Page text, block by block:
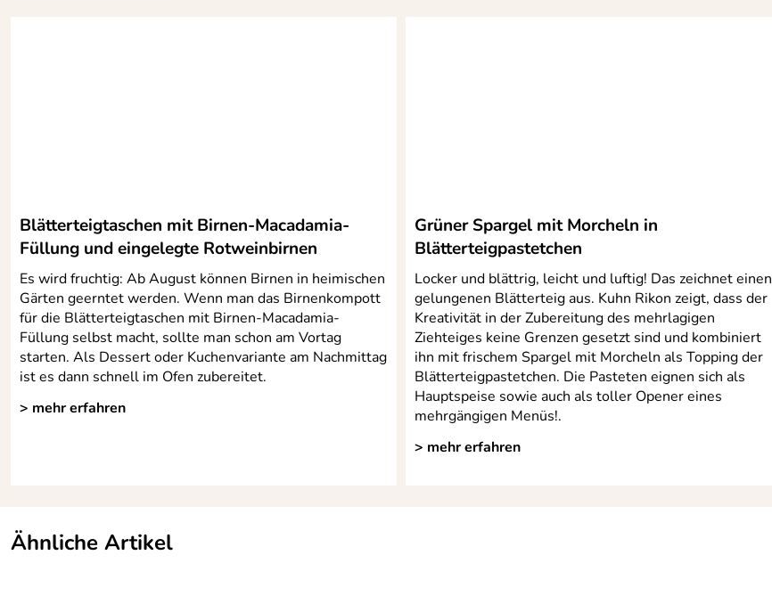
Blätterteigtaschen mit Birnen-Macadamia-
Füllung und eingelegte Rotweinbirnen
Es wird fruchtig: Ab August können Birnen in heimischen
Gärten geerntet werden. Wenn man das Birnenkompott
für die Blätterteigtaschen mit Birnen-Macadamia-
Füllung selbst macht, sollte man schon am Vortag
starten. Als Dessert oder Kuchenvariante am Nachmittag
ist es dann schnell im Ofen zubereitet.
> mehr erfahren
Grüner Spargel mit Morcheln in
Blätterteigpastetchen
Locker und blättrig, leicht und luftig! Das zeichnet einen
gelungenen Blätterteig aus. Kuhn Rikon zeigt, dass der
Kreativität in der Zubereitung des mehrlagigen
Ziehteiges keine Grenzen gesetzt sind und kombiniert
ihn mit frischem Spargel mit Morcheln als Topping der
Blätterteigpastetchen. Die Pasteten eignen sich als
Hauptspeise sowie auch als toller Opener eines
mehrgängigen Menüs!.
> mehr erfahren
Ähnliche Artikel